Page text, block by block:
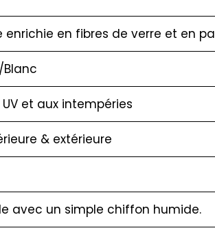
enrichie en fibres de verre et en
et aux intempéries
& extérieure
avec un simple chiffon humide.